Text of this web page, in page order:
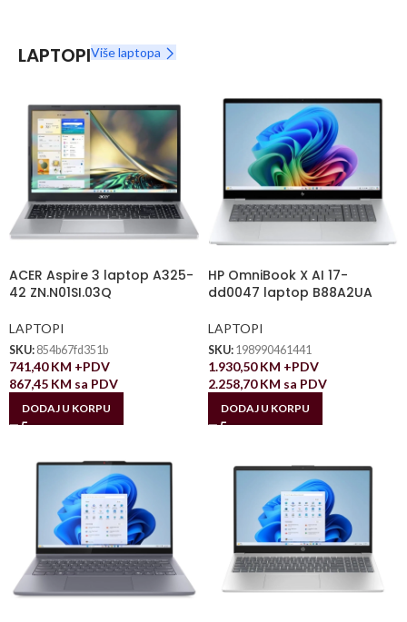
LAPTOPIViše laptopa
ACER Aspire 3 laptop A325-
42 ZN.N01SI.03Q
LAPTOPI
SKU: 854b67fd351b
741,40KM +PDV
867,45 KM sa PDV
DODAJ U KORPU
HP OmniBook X AI 17-
dd0047 laptop B88A2UA
LAPTOPI
SKU: 198990461441
1.930,50KM +PDV
2.258,70KM sa PDV
DODAJ U KORPU